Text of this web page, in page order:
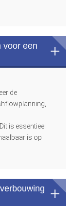
voor een
de
is essentieel
is op